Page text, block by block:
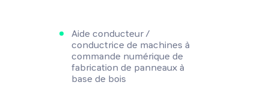
Aide conducteur /
conductrice de machines à
commande numérique de
fabrication de panneaux à
base de bois